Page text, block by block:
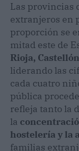
Las provincias
extranjeros en
proporción se
mitad este de
Rioja,
liderando las
cada cuatro
pública
refleja tanto la
la
hostelería y la
familias